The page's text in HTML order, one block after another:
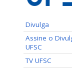
Divulga
Assine o
UFSC
TV UFSC